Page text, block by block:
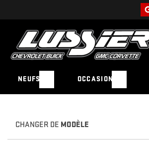
NEUFS OCCASION
CHANGER DE MODÈLE